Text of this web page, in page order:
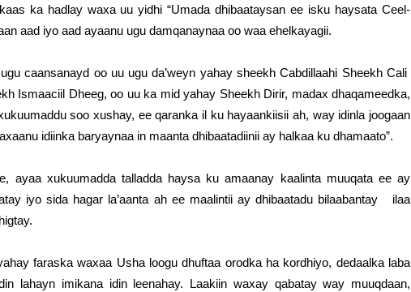
ka hadlay waxa uu yidhi “Umada dhibaataysan ee isku haysata Ceel-
aad iyo aad ayaanu ugu damqanaynaa oo waa ehelkayagii.
caansanayd oo uu ugu da’weyn yahay sheekh Cabdillaahi Sheekh Cali
Ismaaciil Dheeg, oo uu ka mid yahay Sheekh Dirir, madax dhaqameedka,
soo xushay, ee qaranka il ku hayaankiisii ah, way idinla joogaan
idiinka baryaynaa in maanta dhibaatadiinii ay halkaa ku dhamaato”.
ayaa xukuumadda talladda haysa ku amaanay kaalinta muuqata ee ay
iyo sida hagar la’aanta ah ee maalintii ay dhibaatadu bilaabantay ilaa
faraska waxaa Usha loogu dhuftaa orodka ha kordhiyo, dedaalka laba
lahayn imikana idin leenahay. Laakiin waxay qabatay way muuqdaan,